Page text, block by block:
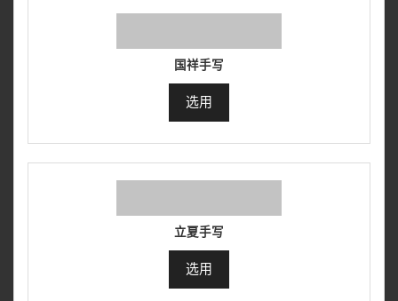
国祥手写
选用
立夏手写
选用